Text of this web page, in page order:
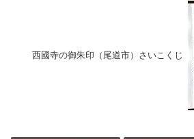
西國寺の御朱印（尾道市）さいこくじ